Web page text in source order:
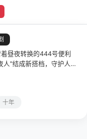
昼夜转换的444号便利
人"结成新搭档，守护人界
当空之际，众人诛灭其
悄然滋生。
十年